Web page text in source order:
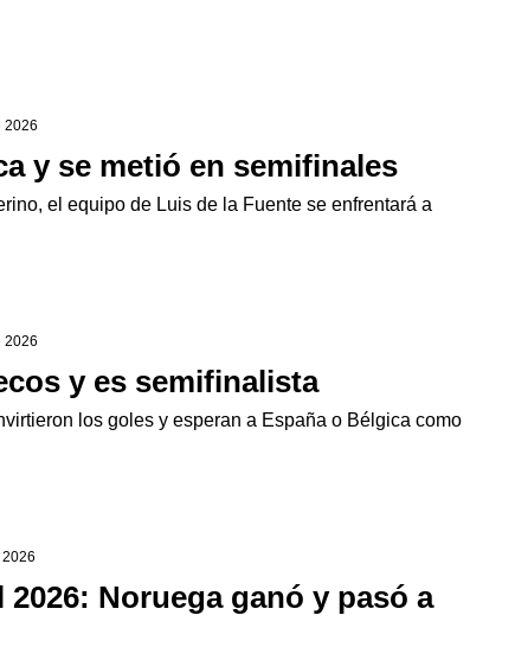
2026
y se metió en semifinales
el equipo de Luis de la Fuente se enfrentará a
2026
y es semifinalista
los goles y esperan a España o Bélgica como
2026
Noruega ganó y pasó a